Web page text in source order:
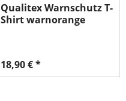
Qualitex Warnschutz T-
Shirt warnorange
18,90 € *